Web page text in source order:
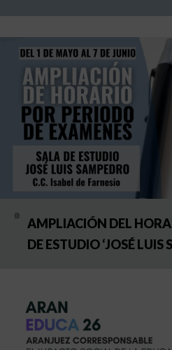
AMPLIACIÓN DEL
DE ESTUDIO ‘JOSÉ LUIS